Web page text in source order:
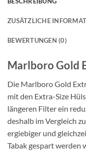
ZUSÄTZLICHE
BEWERTUNGEN (0)
Marlboro Gold
Die Marlboro Gold
mit den Extra-Size
längeren Filter ein
deshalb im Vergleich
ergiebiger und
Tabak gespart werden